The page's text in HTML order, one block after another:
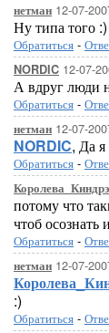
нетман 12-07-
Ну типа того :)
Обратиться -
NORDIC 12-07-
А вдруг люди
Обратиться -
нетман 12-07-
NORDIC, Да
Обратиться -
потому что
чтоб осознать
Обратиться -
нетман 12-07-
:)
Обратиться -